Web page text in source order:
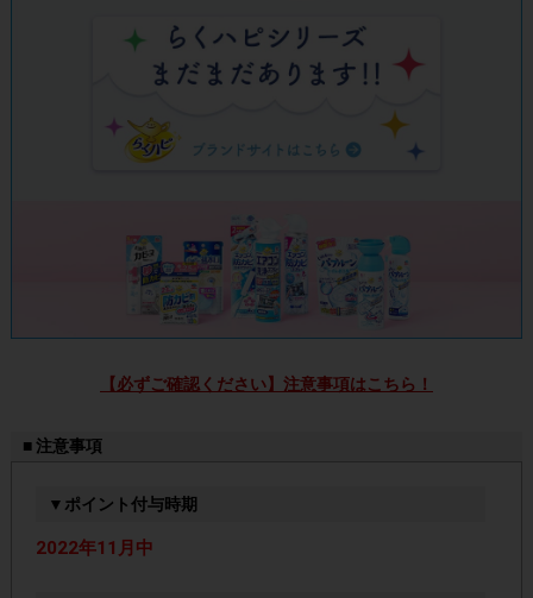
【必ずご確認ください】注意事項はこちら！
■ 注意事項
▼ポイント付与時期
2022年11月中